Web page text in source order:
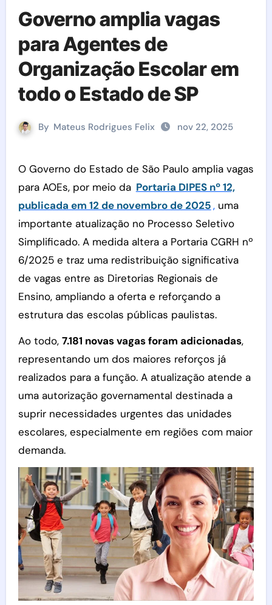
Governo amplia vagas
para Agentes de
Organização Escolar em
todo o Estado de SP
By Mateus Rodrigues Felix nov 22, 2025
O Governo do Estado de São Paulo amplia vagas
para AOEs, por meio da Portaria DIPES nº 12,
publicada em 12 de novembro de 2025,uma
importante atualização no Processo Seletivo
Simplificado. A medida altera a Portaria CGRH nº
6/2025 e traz uma redistribuição significativa
de vagas entre as Diretorias Regionais de
Ensino, ampliando a oferta e reforçando a
estrutura das escolas públicas paulistas.
Ao todo, 7.181 novas vagas foram adicionadas,
representando um dos maiores reforços já
realizados para a função. A atualização atende a
uma autorização governamental destinada a
suprir necessidades urgentes das unidades
escolares, especialmente em regiões com maior
demanda.